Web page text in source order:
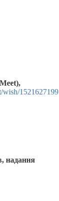
wish/1521627199
надання